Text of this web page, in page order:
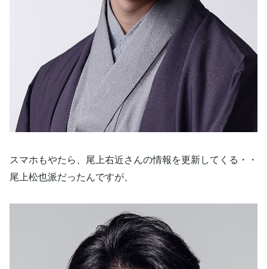
スマホもやたら、尾上右近さんの情報を更新してくる・・
尾上松也派だったんですが、